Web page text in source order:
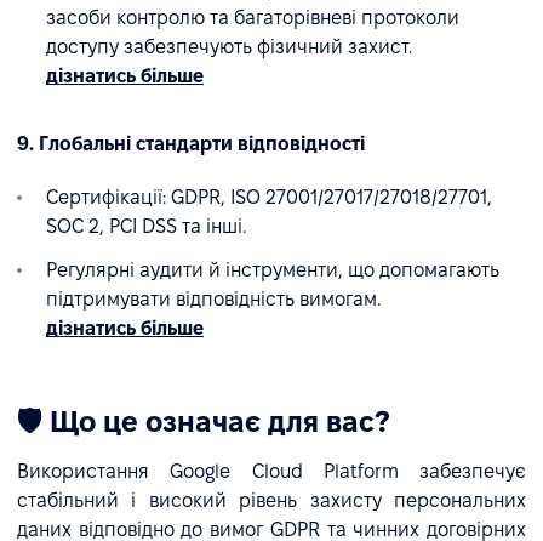
засоби контролю та багаторівневі протоколи
доступу забезпечують фізичний захист.
дізнатись більше
9. Глобальні стандарти відповідності
Сертифікації: GDPR, ISO 27001/27017/27018/27701,
SOC 2, PCI DSS та інші.
Регулярні аудити й інструменти, що допомагають
підтримувати відповідність вимогам.
дізнатись більше
🛡 Що це означає для вас?
Використання Google Cloud Platform забезпечує
стабільний і високий рівень захисту персональних
даних відповідно до вимог GDPR та чинних договірних